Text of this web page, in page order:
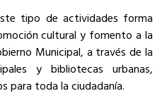
tipo de actividades forma
cultural y fomento a la
Municipal, a través de la
y bibliotecas urbanas,
para toda la ciudadanía.